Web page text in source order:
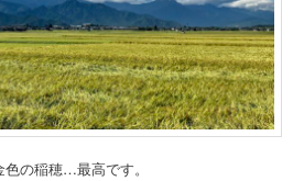
の稲穂…最高です。